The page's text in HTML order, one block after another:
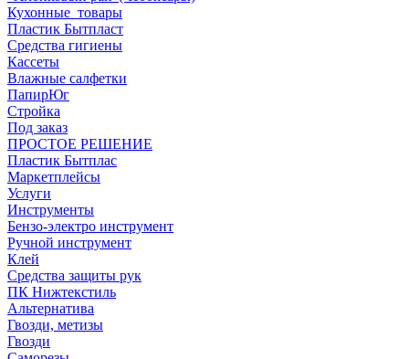
Кухонные_товары
Пластик Бытпласт
Средства гигиены
Кассеты
Влажные салфетки
ПапирЮг
Стройка
Под заказ
ПРОСТОЕ РЕШЕНИЕ
Пластик Бытплас
Маркетплейсы
Услуги
Инструменты
Бензо-электро инструмент
Ручной инструмент
Клей
Средства защиты рук
ПК Нижтекстиль
Альтернатива
Гвозди, метизы
Гвозди